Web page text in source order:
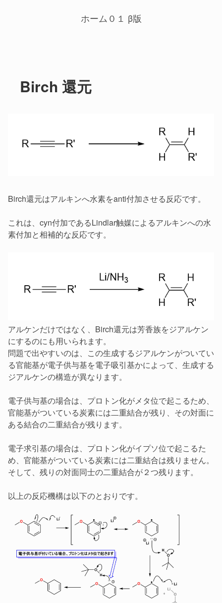
ホーム０１ β版
Birch 還元
Birch還元はアルキンへ水素をanti付加させる反応です。
これは、cyn付加であるLindlar触媒によるアルキンへの水
素付加と相補的な反応です。
アルケンだけではなく、Birch還元は芳香族をジアルケン
にするのにも用いられます。
問題で出やすいのは、この生成するジアルケンがついてい
る官能基が電子供与基を電子吸引基かによって、生成する
ジアルケンの構造が異なります。
電子供与基の場合は、プロトン化がメタ位で起こるため、
官能基がついている炭素には二重結合が残り、その対面に
ある結合の二重結合が残ります。
電子求引基の場合は、プロトン化がイプソ位で起こるた
め、官能基がついている炭素には二重結合は残りません。
そして、残りの対面同士の二重結合が２つ残ります。
以上の反応機構は以下のとおりです。